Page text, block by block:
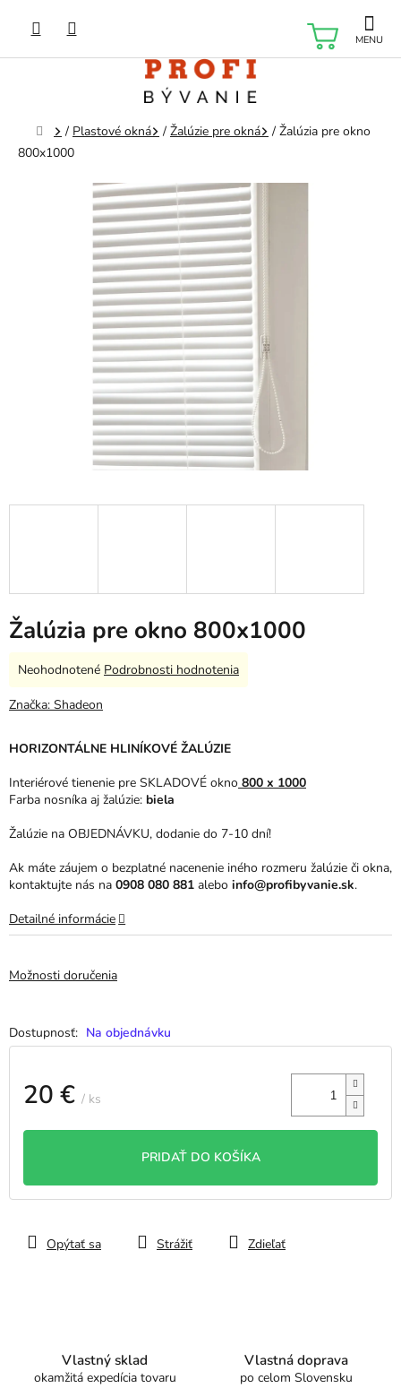
obsah
Domov
/ Plastové okná / Žalúzie pre okná / Žalúzia pre okno
800x1000
Žalúzia pre okno 800x1000
Na objednávku
Možnosti doručenia
20 € / ks
PRIDAŤ DO KOŠÍKA
HORIZONTÁLNE HLINÍKOVÉ ŽALÚZIE
Interiérové tienenie pre SKLADOVÉ okno 800 x 1000
Farba nosníka aj žalúzie: biela
Žalúzie na OBJEDNÁVKU, dodanie do 7-10 dní!
Ak máte záujem o bezplatné nacenenie iného rozmeru žalúzie či okna,
kontaktujte nás na 0908 080 881 alebo info@profibyvanie.sk.
Detailné informácie
Opýtať sa Strážiť Zdieľať
Priemerné
produktu
z
hviezdičiek.
Neohodnotené Podrobnosti hodnotenia
Značka: Shadeon
Vlastný sklad
okamžitá expedícia tovaru
Vlastná doprava
po celom Slovensku